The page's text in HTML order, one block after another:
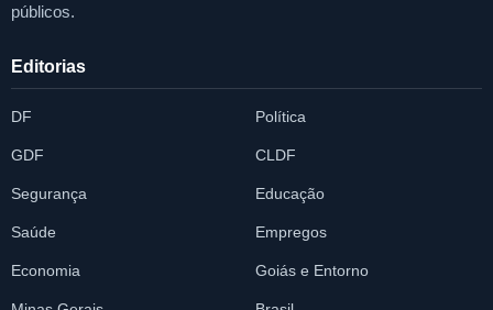
públicos.
Editorias
DF Política
GDF CLDF
Segurança Educação
Saúde Empregos
Economia Goiás e Entorno